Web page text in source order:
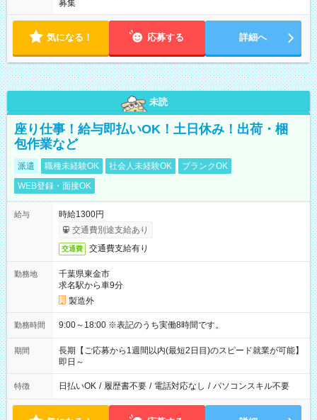
募集
気になる！ 応募する 詳細へ
未読
座り仕事！給与即払いOK！土日休み！出荷・梱
包作業など
派遣 職種未経験OK 社会人未経験OK
ブランクOK
WEB登録・面接OK
給与
時給1300円
交通費別途支給あり
交通費 交通費支給有り
勤務地
千葉県東金市
求名駅から車9分
製造外
勤務時間 9:00～18:00 ※表記のうち実働8時間です。
期間
長期【ご応募から1週間以内(最短2日目)のスピード就業が可能】
即日～
特徴 日払いOK / 履歴書不要 / 電話対応なし / パソコンスキル不要